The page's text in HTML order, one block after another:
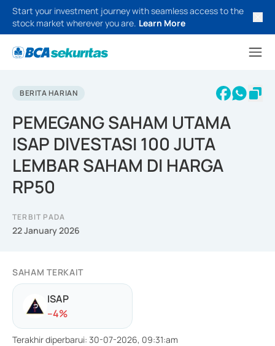
Start your investment journey with seamless access to the
stock market wherever you are. Learn More
BERITA HARIAN
PEMEGANG SAHAM UTAMA
ISAP DIVESTASI 100 JUTA
LEMBAR SAHAM DI HARGA
RP50
TERBIT PADA
22 January 2026
SAHAM TERKAIT
ISAP
--4%
Terakhir diperbarui: 30-07-2026, 09:31:am